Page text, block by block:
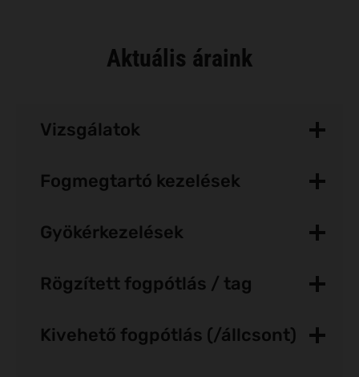
Aktuális áraink
Vizsgálatok
Fogmegtartó kezelések
Gyökérkezelések
Rögzített fogpótlás / tag
Kivehető fogpótlás (/állcsont)